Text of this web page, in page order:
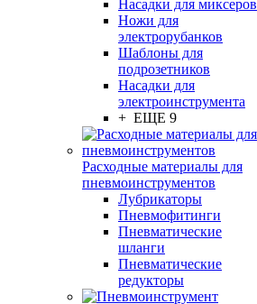
Насадки для миксеров
Ножи для
электрорубанков
Шаблоны для
подрозетников
Насадки для
электроинструмента
+ ЕЩЕ 9
Расходные материалы для
пневмоинструментов
Лубрикаторы
Пневмофитинги
Пневматические
шланги
Пневматические
редукторы